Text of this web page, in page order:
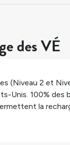
des VÉ
(Niveau 2 et
Unis. 100% des
la